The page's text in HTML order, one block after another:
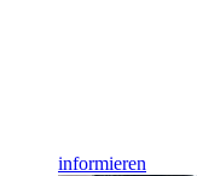
informieren